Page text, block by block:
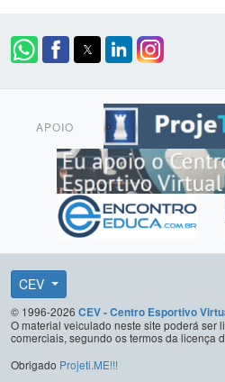
APOIO
CEV
© 1996-2026 CEV - Centro Esportivo
O material veiculado neste site poderá ser
comerciais, segundo os termos da licença
Obrigado Projeti.ME!!!